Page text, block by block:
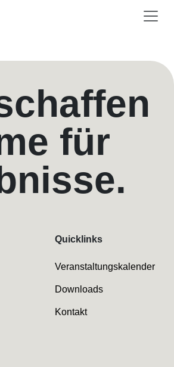
für
Quicklinks
Veranstaltungskalender
Downloads
Kontakt